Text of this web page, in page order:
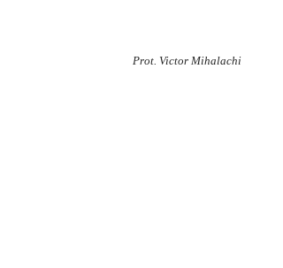
Prot. Victor Mihalachi